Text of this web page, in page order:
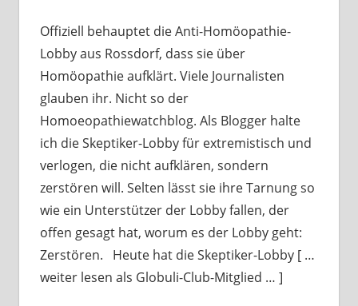
Offiziell behauptet die Anti-Homöopathie-
Lobby aus Rossdorf, dass sie über
Homöopathie aufklärt. Viele Journalisten
glauben ihr. Nicht so der
Homoeopathiewatchblog. Als Blogger halte
ich die Skeptiker-Lobby für extremistisch und
verlogen, die nicht aufklären, sondern
zerstören will. Selten lässt sie ihre Tarnung so
wie ein Unterstützer der Lobby fallen, der
offen gesagt hat, worum es der Lobby geht:
Zerstören. Heute hat die Skeptiker-Lobby [ …
weiter lesen als Globuli-Club-Mitglied … ]